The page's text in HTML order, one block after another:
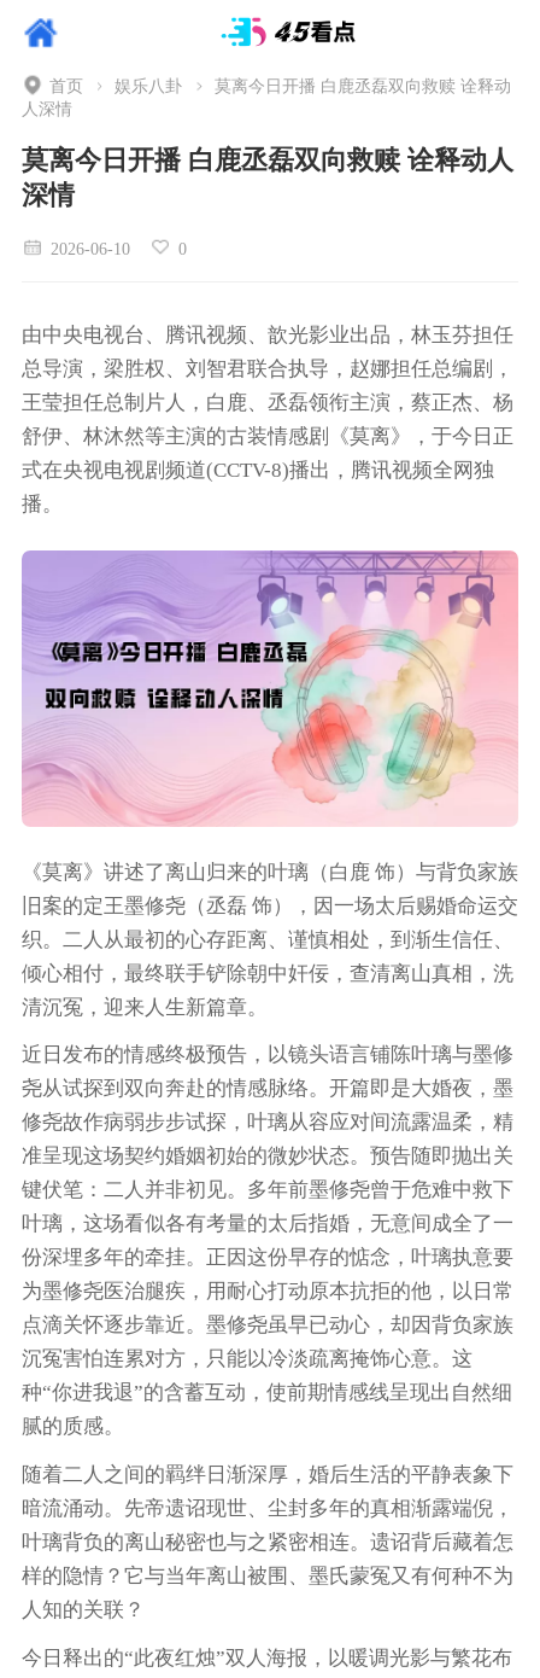
首页 娱乐八卦
莫离今日开播 白鹿丞磊双向救赎 诠释动
人深情
莫离今日开播 白鹿丞磊双向救赎 诠释动人
深情
2026-06-10 0
由中央电视台、腾讯视频、歆光影业出品，林玉芬担任
总导演，梁胜权、刘智君联合执导，赵娜担任总编剧，
王莹担任总制片人，白鹿、丞磊领衔主演，蔡正杰、杨
舒伊、林沐然等主演的古装情感剧《莫离》，于今日正
式在央视电视剧频道(CCTV-8)播出，腾讯视频全网独
播。
《莫离》讲述了离山归来的叶璃（白鹿 饰）与背负家族
旧案的定王墨修尧（丞磊 饰），因一场太后赐婚命运交
织。二人从最初的心存距离、谨慎相处，到渐生信任、
倾心相付，最终联手铲除朝中奸佞，查清离山真相，洗
清沉冤，迎来人生新篇章。
近日发布的情感终极预告，以镜头语言铺陈叶璃与墨修
尧从试探到双向奔赴的情感脉络。开篇即是大婚夜，墨
修尧故作病弱步步试探，叶璃从容应对间流露温柔，精
准呈现这场契约婚姻初始的微妙状态。预告随即抛出关
键伏笔：二人并非初见。多年前墨修尧曾于危难中救下
叶璃，这场看似各有考量的太后指婚，无意间成全了一
份深埋多年的牵挂。正因这份早存的惦念，叶璃执意要
为墨修尧医治腿疾，用耐心打动原本抗拒的他，以日常
点滴关怀逐步靠近。墨修尧虽早已动心，却因背负家族
沉冤害怕连累对方，只能以冷淡疏离掩饰心意。这
种“你进我退”的含蓄互动，使前期情感线呈现出自然细
腻的质感。
随着二人之间的羁绊日渐深厚，婚后生活的平静表象下
暗流涌动。先帝遗诏现世、尘封多年的真相渐露端倪，
叶璃背负的离山秘密也与之紧密相连。遗诏背后藏着怎
样的隐情？它与当年离山被围、墨氏蒙冤又有何种不为
人知的关联？
今日释出的“此夜红烛”双人海报，以暖调光影与繁花布